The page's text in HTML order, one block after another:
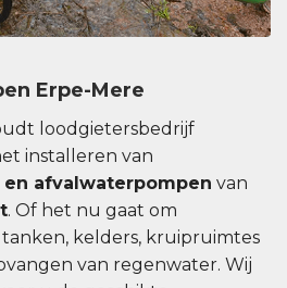
Erpe-Mere
loodgietersbedrijf
installeren van
afvalwaterpompen van
. Of het nu gaat om
kelders, kruipruimtes
van regenwater. Wij